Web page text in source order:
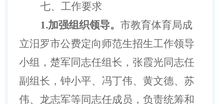
七、工作要求
1.加强组织领导。 市教育体育局成
立汨罗市公费定向师范生招生工作领导
小组，楚军同志任组长，张霞光同志任
副组长，钟小平、冯丁伟、黄文德、苏
伟、龙志军等同志任成员，负责统筹和